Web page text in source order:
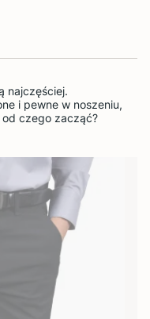
najczęściej.
i pewne w noszeniu,
czego zacząć?